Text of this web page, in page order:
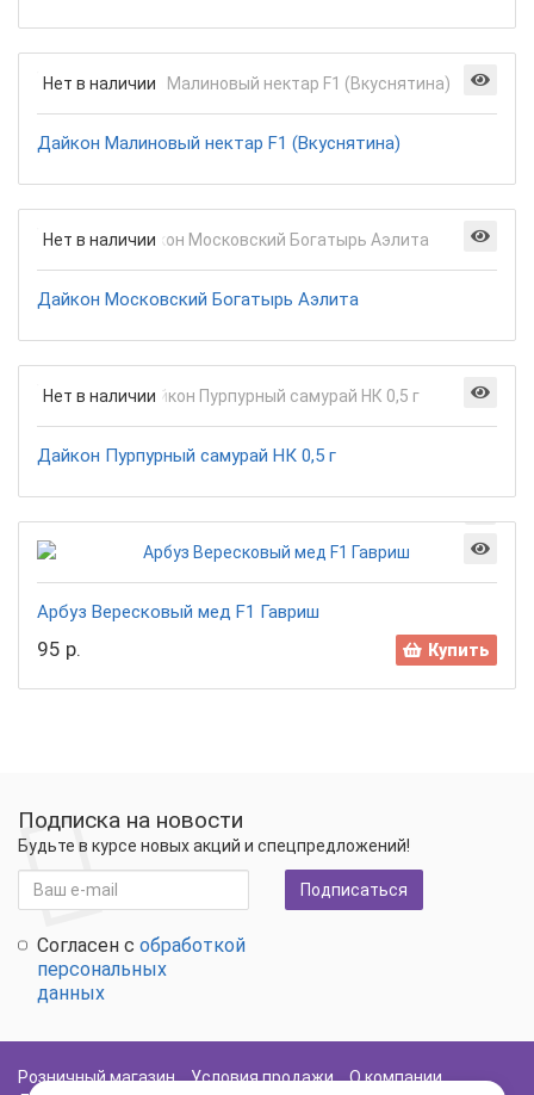
Нет в наличии
Дайкон Малиновый нектар F1 (Вкуснятина)
Нет в наличии
Дайкон Московский Богатырь Аэлита
Нет в наличии
Дайкон Пурпурный самурай НК 0,5 г
Арбуз Вересковый мед F1 Гавриш
95 р. Купить
Подписка на новости
Будьте в курсе новых акций и спецпредложений!
Согласен с обработкой
персональных
данных
Подписаться
Розничный магазин Условия продажи
О компании